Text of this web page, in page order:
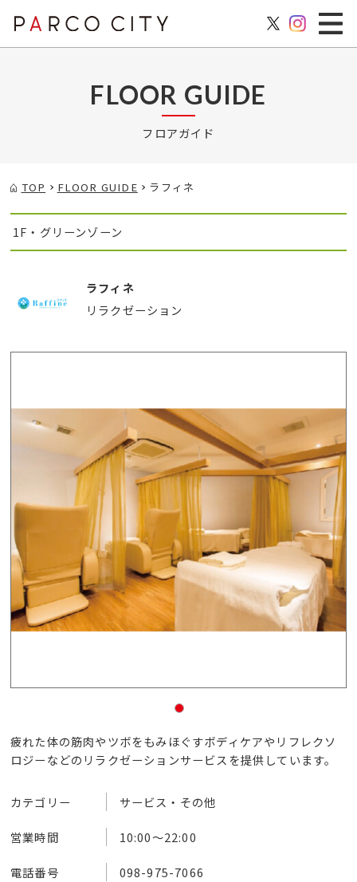
FLOOR GUIDE
フロアガイド
TOP FLOOR GUIDE ラフィネ
1F・グリーンゾーン
ラフィネ
リラクゼーション
疲れた体の筋肉やツボをもみほぐすボディケアやリフレクソ
ロジーなどのリラクゼーションサービスを提供しています。
カテゴリー サービス・その他
営業時間 10:00～22:00
電話番号 098-975-7066